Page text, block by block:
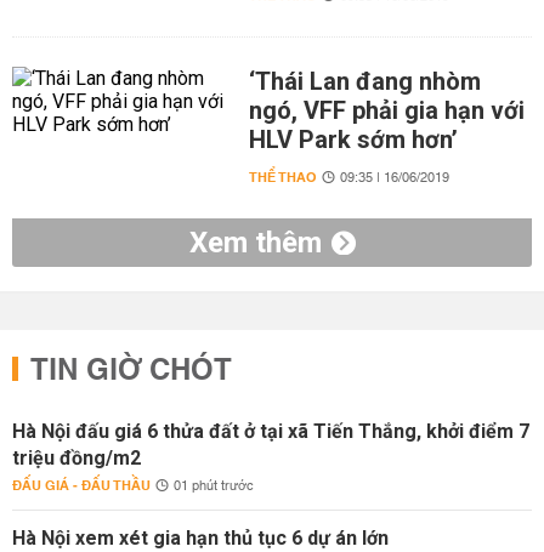
‘Thái Lan đang nhòm
ngó, VFF phải gia hạn với
HLV Park sớm hơn’
THỂ THAO 09:35 | 16/06/2019
Xem thêm
TIN GIỜ CHÓT
Hà Nội đấu giá 6 thửa đất ở tại xã Tiến Thắng, khởi điểm 7
triệu đồng/m2
ĐẤU GIÁ - ĐẤU THẦU 01 phút trước
Hà Nội xem xét gia hạn thủ tục 6 dự án lớn